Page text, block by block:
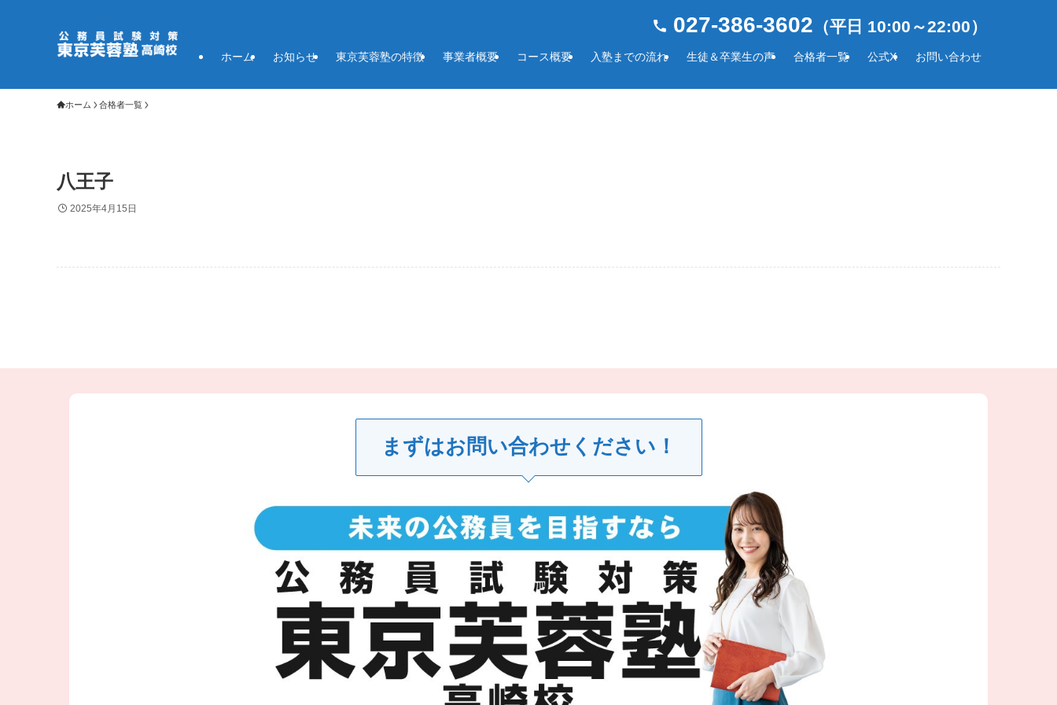
ホーム お知らせ 東京芙蓉塾の特徴 事業者概要 コース概要 入塾までの流れ 生徒＆卒業生の声 合格者一覧 公式X お問い合わせ
027-386-3602 （平日 10:00～22:00）
ホーム 合格者一覧
八王子
2025年4月15日
まずはお問い合わせください！